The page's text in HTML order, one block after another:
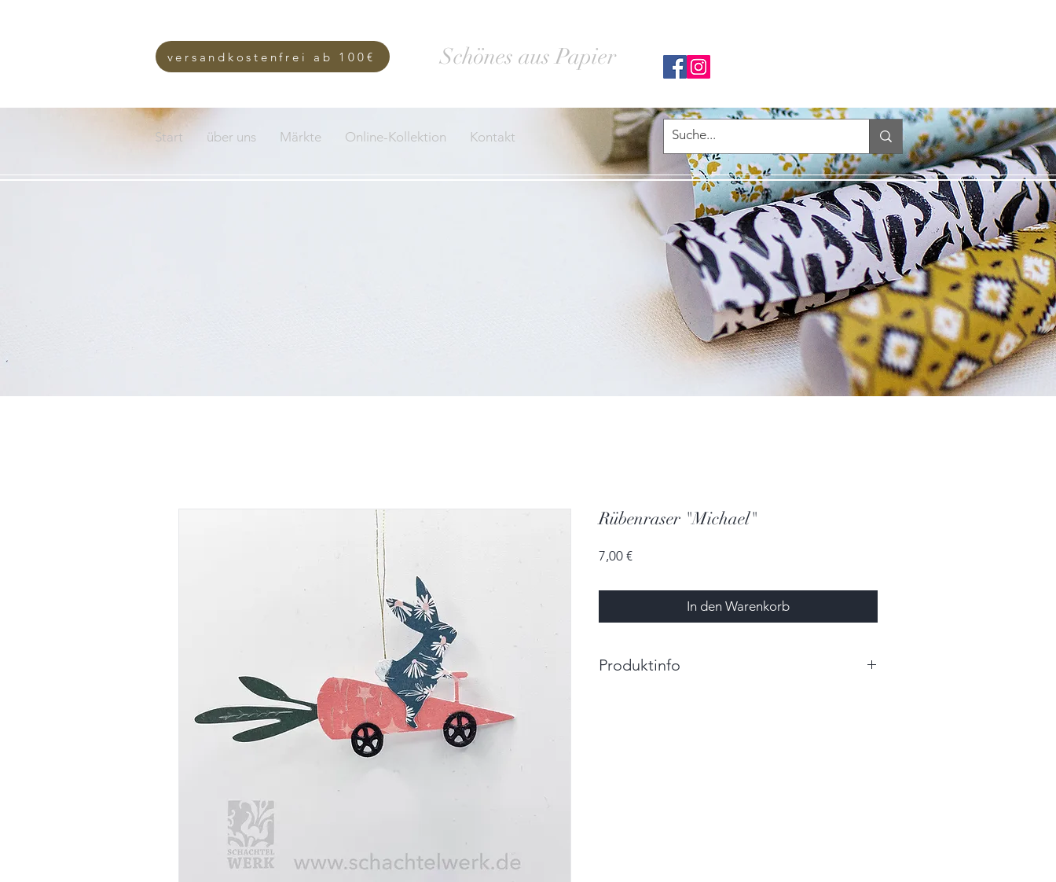
Schönes aus Papier
Start über uns Märkte Online-Kollektion Kontakt
versandkostenfrei ab 100€
Rübenraser "Michael"
7,00 €Preis
In den Warenkorb
Produktinfo